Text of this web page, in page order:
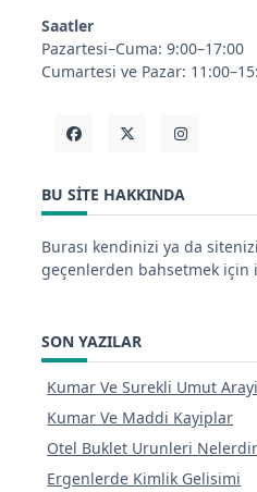
Saatler
Pazartesi–Cuma: 9:00–17:00
Cumartesi ve Pazar:
BU SITE HAKKINDA
Burası kendinizi ya da
geçenlerden bahsetmek için
SON YAZILAR
Kumar Ve Surekli Umut
Kumar Ve Maddi Kayiplar
Otel Buklet Urunleri Nelerdir
Ergenlerde Kimlik Gelisimi